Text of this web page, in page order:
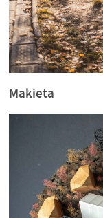
Makieta